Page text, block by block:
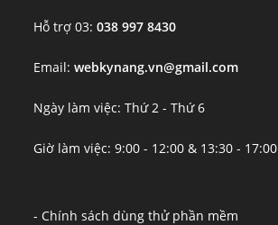
Hỗ trợ 03:038 997 8430
Email:webkynang.vn@gmail.com
Ngày làm việc: Thứ 2 - Thứ 6
Giờ làm việc: 9:00 - 12:00 & 13:30 - 17:00
- Chính sách dùng thử phần mềm